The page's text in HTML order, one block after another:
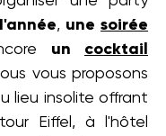
, unesoirée
un cocktail
vous proposons
lieu insolite offrant
Eiffel, à l'hôtel